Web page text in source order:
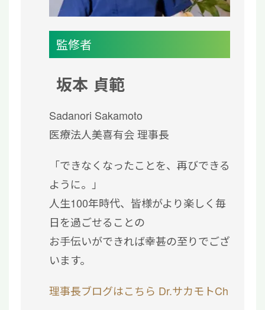
監修者
坂本 貞範
Sadanori Sakamoto
医療法人美喜有会 理事長
「できなくなったことを、再びできる
ように。」
人生100年時代、皆様がより楽しく毎
日を過ごせることの
お手伝いができれば幸甚の至りでござ
います。
理事長ブログはこちら Dr.サカモトCh